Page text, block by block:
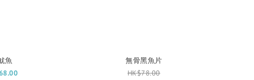
魚
無骨黑魚片
HK$78.00